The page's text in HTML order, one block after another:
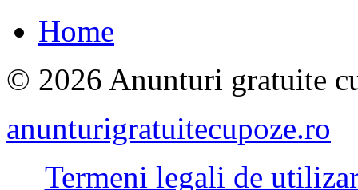
Home
© 2026 Anunturi gratuite
anunturigratuitecupoze.ro
Termeni legali de